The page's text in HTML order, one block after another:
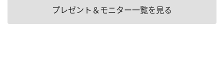
プレゼント＆モニター一覧を見る